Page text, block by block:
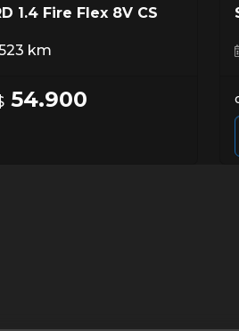
1.4 Fire Flex 8V CS
km
54.900